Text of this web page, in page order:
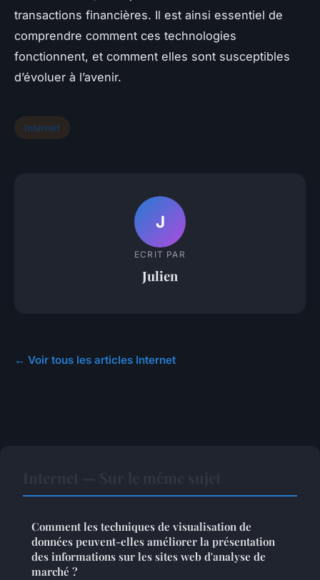
transactions financières. Il est ainsi essentiel de
comprendre comment ces technologies
fonctionnent, et comment elles sont susceptibles
d’évoluer à l’avenir.
Internet
J
ECRIT PAR
Julien
← Voir tous les articles Internet
Comment les techniques de visualisation de
données peuvent-elles améliorer la présentation
des informations sur les sites web d'analyse de
marché ?